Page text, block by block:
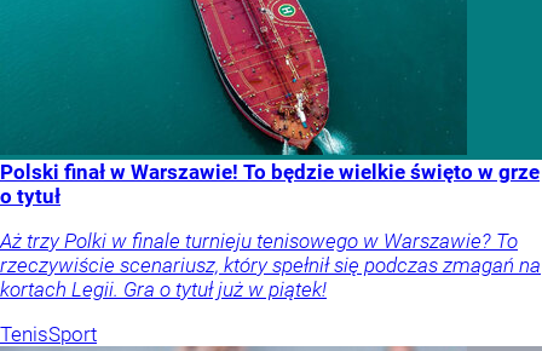
Polski finał w Warszawie! To będzie wielkie święto w grze
o tytuł
Aż trzy Polki w finale turnieju tenisowego w Warszawie? To
rzeczywiście scenariusz, który spełnił się podczas zmagań na
kortach Legii. Gra o tytuł już w piątek!
TenisSport